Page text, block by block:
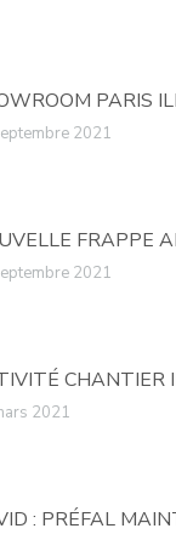
PARIS
2021
FRAPPE
2021
CHANTIER
2021
: PRÉFAL